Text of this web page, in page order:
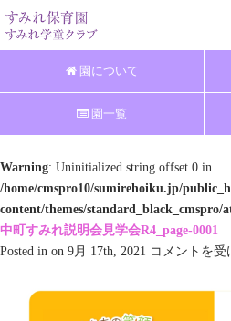
園について
園一覧
Warning: Uninitialized string offset 0 in
/home/cmspro10/sumirehoiku.jp/
content/themes/standard_black_cmspro/
中町すみれ説明会見学会R4_page-0001
Posted in on 9月 17th, 2021 中
す
み
コメントを受